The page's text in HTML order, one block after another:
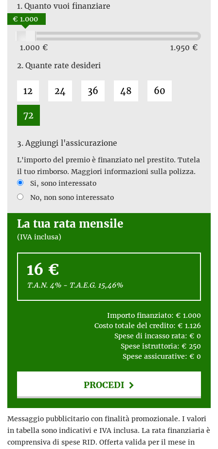
1. Quanto vuoi finanziare
1.000 € 1.950 €
€ 1.000
2. Quante rate desideri
12 24 36 48 60
72
3. Aggiungi l'assicurazione
L'importo del premio è finanziato nel prestito. Tutela
il tuo rimborso. Maggiori informazioni sulla polizza.
Si, sono interessato
No, non sono interessato
La tua rata mensile
(IVA inclusa)
16 €
T.A.N. 4% - T.A.E.G. 15,46%
Importo finanziato: € 1.000
Costo totale del credito: € 1.126
Spese di incasso rata: € 0
Spese istruttoria: € 250
Spese assicurative: € 0
PROCEDI
Contattaci
Messaggio pubblicitario con finalità promozionale. I valori
in tabella sono indicativi e IVA inclusa. La rata finanziaria è
comprensiva di spese RID. Offerta valida per il mese in